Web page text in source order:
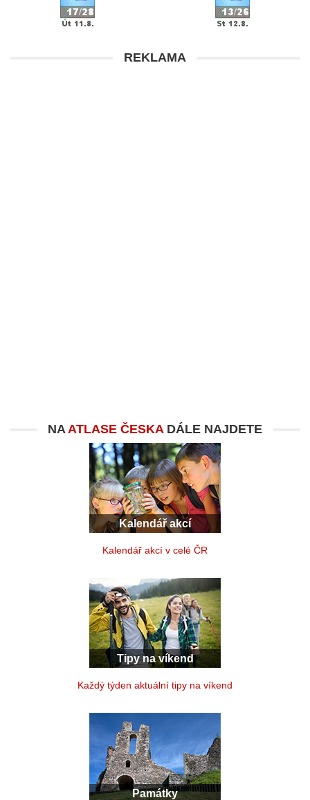
REKLAMA
NAATLASE ČESKADÁLE NAJDETE
Kalendář akcí
Kalendář akcí v celé ČR
Tipy na víkend
Každý týden aktuální tipy na víkend
Památky